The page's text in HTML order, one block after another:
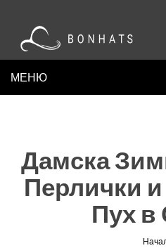
Дамска
Перлички
Пух